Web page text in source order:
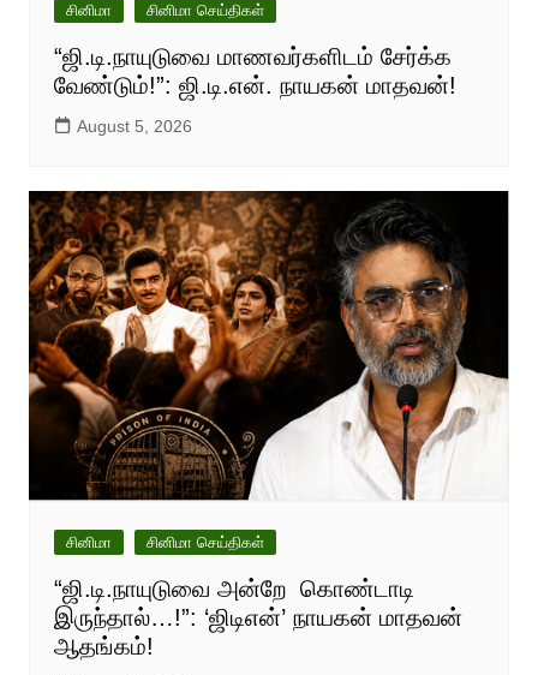
சினிமா சினிமா செய்திகள்
“ஜி.டி.நாயுடுவை மாணவர்களிடம் சேர்க்க
வேண்டும்!”: ஜி.டி.என். நாயகன் மாதவன்!
August 5, 2026
சினிமா சினிமா செய்திகள்
“ஜி.டி.நாயுடுவை அன்றே கொண்டாடி
இருந்தால்…!”: ‘ஜிடிஎன்’ நாயகன் மாதவன்
ஆதங்கம்!